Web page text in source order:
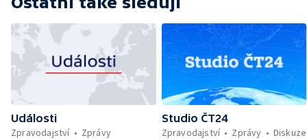
Události
Zpravodajství
Zprávy
Studio ČT24
Zpravodajství
Zprávy Diskuze